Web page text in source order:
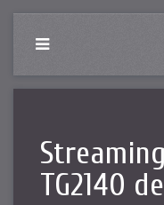
TG2140